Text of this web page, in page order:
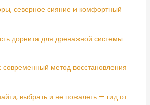
северное сияние и комфортный
дорнита для дренажной системы
современный метод восстановления
выбрать и не пожалеть — гид от